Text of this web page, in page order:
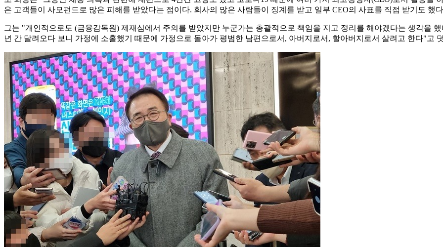
은 고객들이 사모펀드로 많은 피해를 받았다는 점이다. 회사의 많은 사람들이 징계를 받고 일부 CEO의 사표를 직접 받기도 했
그는 "개인적으로도 (금융감독원) 제재심에서 주의를 받았지만 누군가는 총괄적으로 책임을 지고 정리를 해야겠다는 생각을
년 간 달려오다 보니 가정에 소홀했기 때문에 가정으로 돌아가 평범한 남편으로서, 아버지로서, 할아버지로서 살려고 한다"고